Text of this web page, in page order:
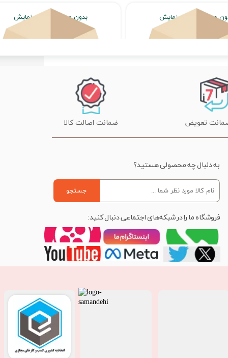
بدون محصول جهت نمایش
محصول جهت نمایش
ضمانت اصالت کالا
به دنبال چه محصولی هستید؟
جستجو
فروشگاه ما را در شبکه‌های اجتماعی دنبال کنید: